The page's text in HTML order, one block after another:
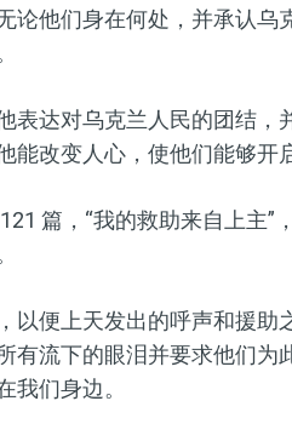
论他们身在何处，并承认乌
表达对乌克兰人民的团结，
能改变人心，使他们能够开
篇，“我的救助来自上主
以便上天发出的呼声和援
有流下的眼泪并要求他们为
我们身边。